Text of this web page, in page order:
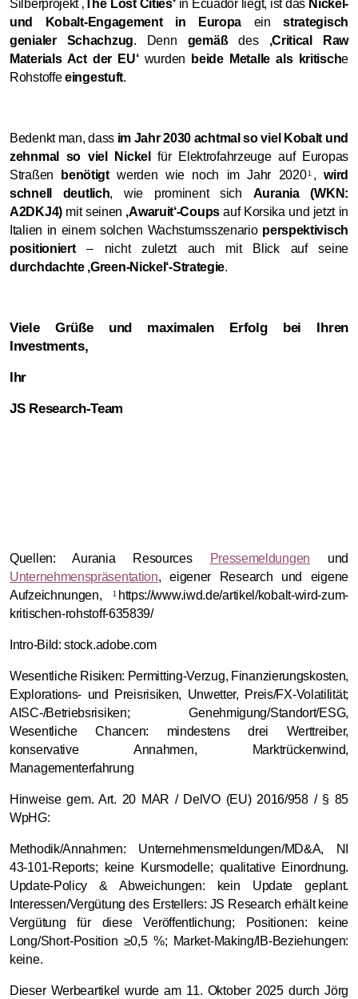
Silberprojekt ‚ The Lost Cities‘in Ecuador liegt, ist das Nickel-
und Kobalt-Engagement in Europa einstrategisch
genialer Schachzug. Denn gemäßdes ‚Critical Raw
Materials Act der EU‘wurden beide Metalle als kritische
Rohstoffeeingestuft.
Bedenkt man, dass im Jahr 2030 achtmal so viel Kobalt und
zehnmal so viel Nickel
für Elektrofahrzeuge auf Europas
Straßen
benötigtwerden wie noch im Jahr 2020 1 ,wird
schnell deutlich, wie prominent sich Aurania (WKN:
A2DKJ4)mit seinen ‚Awaruit‘-Coupsauf Korsika und jetzt in
Italien in einem solchen Wachstumsszenario perspektivisch
positioniert– nicht zuletzt auch mit Blick auf seine
durchdachte ‚Green-Nickel‘-Strategie.
Viele Grüße und maximalen Erfolg bei Ihren
Investments,
Ihr
JS Research-Team
Quellen: Aurania Resources Pressemeldungen und
Unternehmenspräsentation, eigener Research und eigene
Aufzeichnungen,
1 https://www.iwd.de/artikel/kobalt-wird-zum-
kritischen-rohstoff-635839/
Intro-Bild: stock.adobe.com
Wesentliche Risiken: Permitting-Verzug, Finanzierungskosten,
Explorations- und Preisrisiken, Unwetter, Preis/FX-Volatilität;
AISC-/Betriebsrisiken; Genehmigung/Standort/ESG,
Wesentliche Chancen: mindestens drei Werttreiber,
konservative Annahmen, Marktrückenwind,
Managementerfahrung
Hinweise gem. Art. 20 MAR / DelVO (EU) 2016/958 / § 85
WpHG:
Methodik/Annahmen: Unternehmensmeldungen/MD&A, NI
43-101-Reports; keine Kursmodelle; qualitative Einordnung.
Update-Policy & Abweichungen: kein Update geplant.
Interessen/Vergütung des Erstellers: JS Research erhält keine
Vergütung für diese Veröffentlichung; Positionen: keine
Long/Short-Position ≥0,5 %; Market-Making/IB-Beziehungen:
keine.
Dieser Werbeartikel wurde am 11. Oktober 2025 durch Jörg